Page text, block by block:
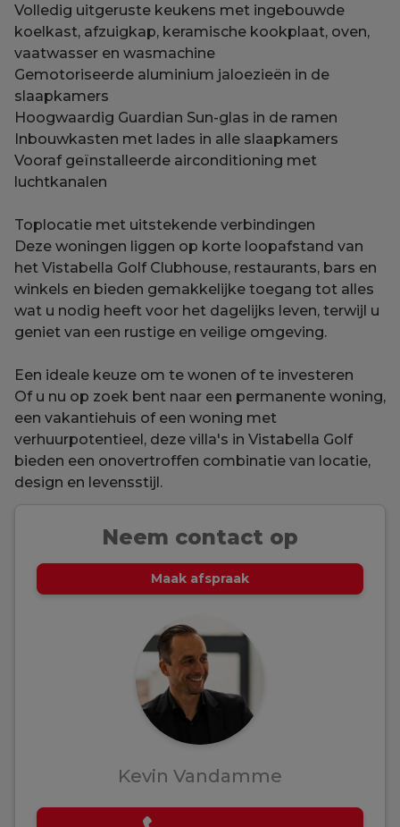
Volledig uitgeruste keukens met ingebouwde
koelkast, afzuigkap, keramische kookplaat, oven,
vaatwasser en wasmachine
Gemotoriseerde aluminium jaloezieën in de
slaapkamers
Hoogwaardig Guardian Sun-glas in de ramen
Inbouwkasten met lades in alle slaapkamers
Vooraf geïnstalleerde airconditioning met
luchtkanalen
Toplocatie met uitstekende verbindingen
Deze woningen liggen op korte loopafstand van
het Vistabella Golf Clubhouse, restaurants, bars en
winkels en bieden gemakkelijke toegang tot alles
wat u nodig heeft voor het dagelijks leven, terwijl u
geniet van een rustige en veilige omgeving.
Een ideale keuze om te wonen of te investeren
Of u nu op zoek bent naar een permanente woning,
een vakantiehuis of een woning met
verhuurpotentieel, deze villa's in Vistabella Golf
bieden een onovertroffen combinatie van locatie,
design en levensstijl.
Neem contact op
Maak afspraak
Kevin Vandamme